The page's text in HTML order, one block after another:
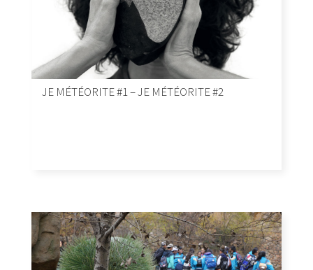
JE MÉTÉORITE #1 – JE MÉTÉORITE #2